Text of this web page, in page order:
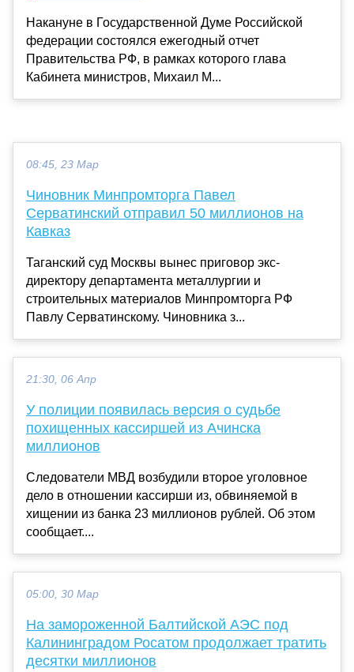
Накануне в Государственной Думе Российской
федерации состоялся ежегодный отчет
Правительства РФ, в рамках которого глава
Кабинета министров, Михаил М...
08:45, 23 Мар
Чиновник Минпромторга Павел
Серватинский отправил 50 миллионов на
Кавказ
Таганский суд Москвы вынес приговор экс-
директору департамента металлургии и
строительных материалов Минпромторга РФ
Павлу Серватинскому. Чиновника з...
21:30, 06 Апр
У полиции появилась версия о судьбе
похищенных кассиршей из Ачинска
миллионов
Следователи МВД возбудили второе уголовное
дело в отношении кассирши из, обвиняемой в
хищении из банка 23 миллионов рублей. Об этом
сообщает....
05:00, 30 Мар
На замороженной Балтийской АЭС под
Калининградом Росатом продолжает тратить
десятки миллионов